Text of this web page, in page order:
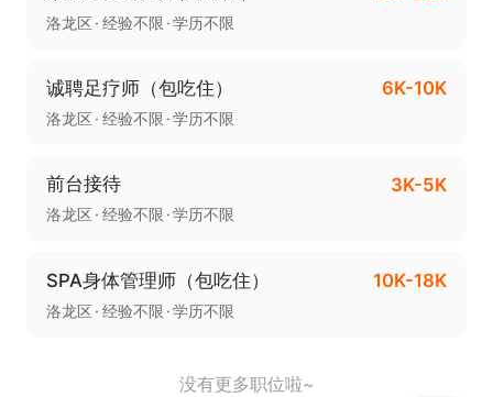
洛龙区 经验不限 学历不限
诚聘足疗师（包吃住） 6K-10K
洛龙区 经验不限 学历不限
前台接待 3K-5K
洛龙区 经验不限 学历不限
SPA身体管理师（包吃住） 10K-18K
洛龙区 经验不限 学历不限
没有更多职位啦~